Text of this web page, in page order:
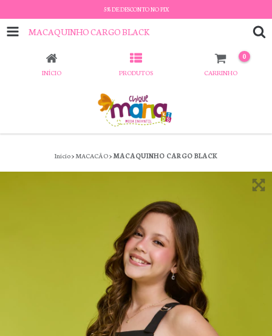
5% DE DESCONTO NO PIX
MACAQUINHO CARGO BLACK
INÍCIO PRODUTOS CARRINHO
0
Início>MACACÃO>MACAQUINHO CARGO BLACK